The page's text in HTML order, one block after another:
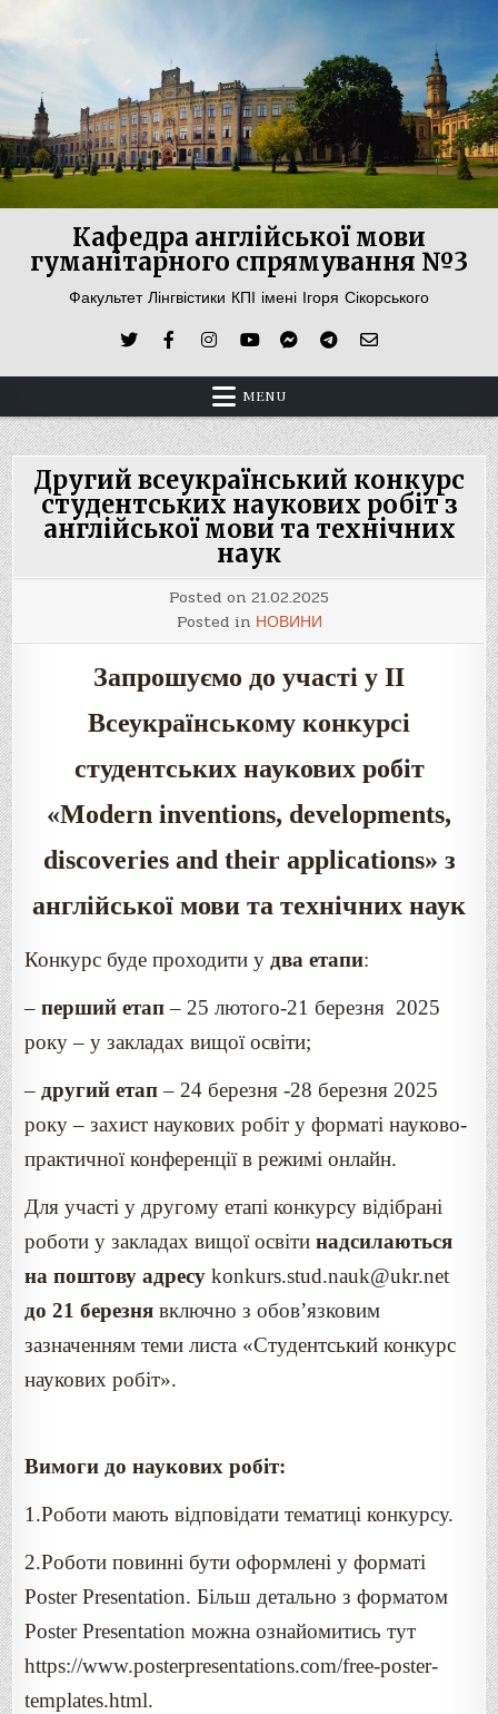
to
content
Кафедра англійської мови
гуманітарного спрямування №3
Факультет Лінгвістики КПІ імені Ігоря Сікорського
MENU
Другий всеукраїнський конкурс
студентських наукових робіт з
англійської мови та технічних
наук
Posted on 21.02.2025
Posted in НОВИНИ
Запрошуємо до участі у ІІ
Всеукраїнському конкурсі
студентських наукових робіт
«Modern inventions, developments,
discoveries and their applications» з
англійської мови та технічних наук
Конкурс буде проходити удва етапи:
–перший етап– 25 лютого-21 березня 2025
року – у закладах вищої освіти;
–другий етап– 24 березня -28 березня 2025
року – захист наукових робіт у форматі науково-
практичної конференції в режимі онлайн.
Для участі у другому етапі конкурсу відібрані
роботи у закладах вищої освітинадсилаються
на поштову адресу konkurs.stud.nauk@ukr.net
до 21 березня включно з обов’язковим
зазначенням теми листа «Студентський конкурс
наукових робіт».
Вимоги до наукових робіт:
1.Роботи мають відповідати тематиці конкурсу.
2.Роботи повинні бути оформлені у форматі
Poster Presentation. Більш детально з форматом
Poster Presentation можна ознайомитись тут
https://www.posterpresentations.com/free-poster-
templates.html.